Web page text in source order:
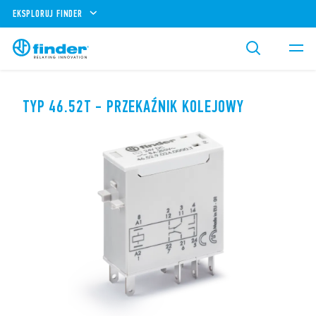
EKSPLORUJ FINDER
TYP 46.52T - PRZEKAŹNIK KOLEJOWY